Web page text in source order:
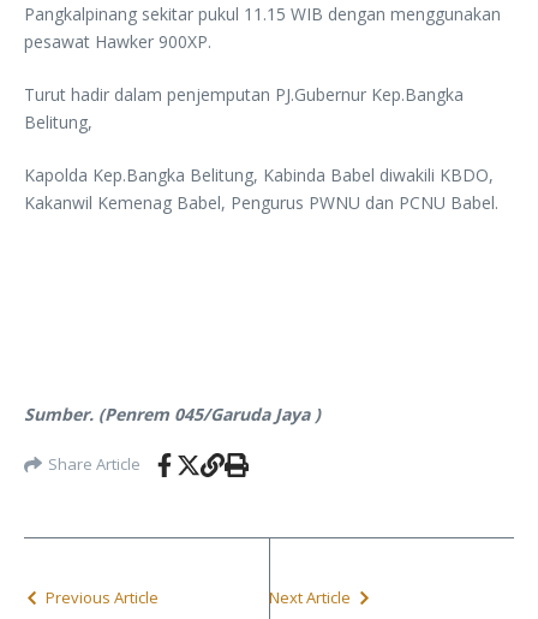
Pangkalpinang sekitar pukul 11.15 WIB dengan menggunakan
pesawat Hawker 900XP.
Turut hadir dalam penjemputan PJ.Gubernur Kep.Bangka
Belitung,
Kapolda Kep.Bangka Belitung, Kabinda Babel diwakili KBDO,
Kakanwil Kemenag Babel, Pengurus PWNU dan PCNU Babel.
Sumber. (Penrem 045/Garuda Jaya )
Share Article
Previous Article Next Article